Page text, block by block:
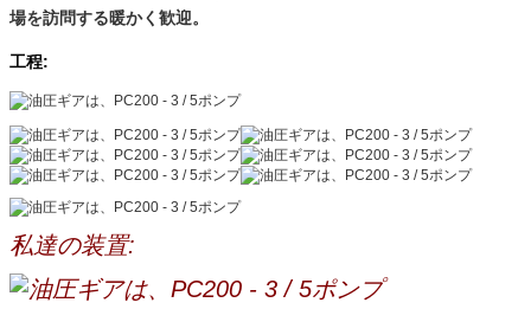
場を訪問する暖かく歓迎。
工程:
私達の装置: